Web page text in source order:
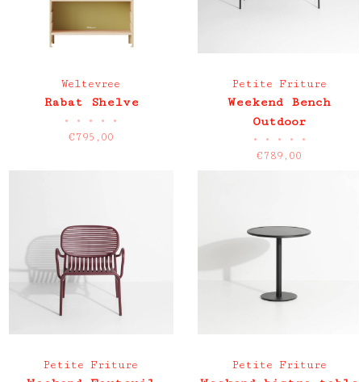
Weltevree
Rabat Shelve
• • • • •
€795,00
Petite Friture
Weekend Bench
Outdoor
• • • • •
€789,00
Petite Friture Petite Friture